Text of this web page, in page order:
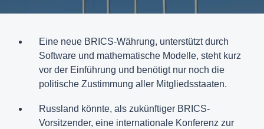
Eine neue BRICS-Währung, unterstützt durch
Software und mathematische Modelle, steht kurz
vor der Einführung und benötigt nur noch die
politische Zustimmung aller Mitgliedsstaaten.
Russland könnte, als zukünftiger BRICS-
Vorsitzender, eine internationale Konferenz zur